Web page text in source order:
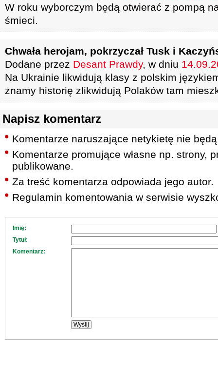
W roku wyborczym będą otwierać z pompą
śmieci.
Chwała herojam, pokrzyczał Tusk i
Dodane przez Desant Prawdy, w dniu
Na Ukrainie likwidują klasy z polskim
znamy historię zlikwidują Polaków tam
Napisz komentarz
Komentarze naruszające netykietę nie
Komentarze promujące własne np. strony,
publikowane.
Za treść komentarza odpowiada jego autor.
Regulamin komentowania w serwisie
Imię:
Tytuł:
Komentarz: